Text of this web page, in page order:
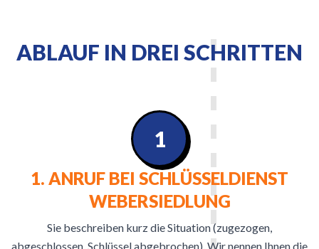
ABLAUF IN DREI SCHRITTEN
1. ANRUF BEI SCHLÜSSELDIENST
WEBERSIEDLUNG
Sie beschreiben kurz die Situation (zugezogen,
abgeschlossen, Schlüssel abgebrochen). Wir nennen Ihnen die
1